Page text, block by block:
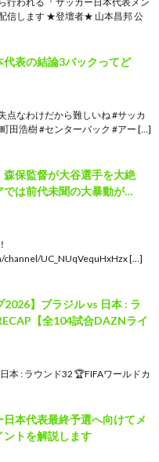
信します ★登壇者★ 山本昌邦 公
代表の結論3バックってど
点なわけだから難しいね #サッカ
田浩樹 #センターバック #アー […]
森保監督が大谷選手を大絶
では前代未聞の大暴動が…
UC_NUqVequHxHzx […]
2026】ブラジル vs 日本 : ラ
【全104試合DAZNライ
本 : ラウンド32 🏆FIFAワールドカ
日本代表最終予選へ向けてメ
ントを解説します